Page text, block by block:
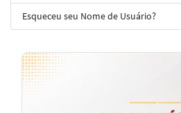
Esqueceu seu Nome de Usuário?
Notícias
em